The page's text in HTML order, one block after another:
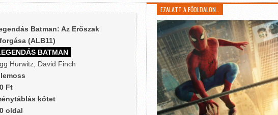
Batman: Az Erőszak
(ALB11)
BATMAN
Hurwitz, David Finch
Ft
kötet
oldal
EZALATT A FŐOLDALON…